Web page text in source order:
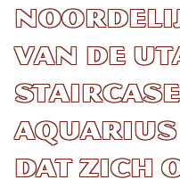
van de
dat zich